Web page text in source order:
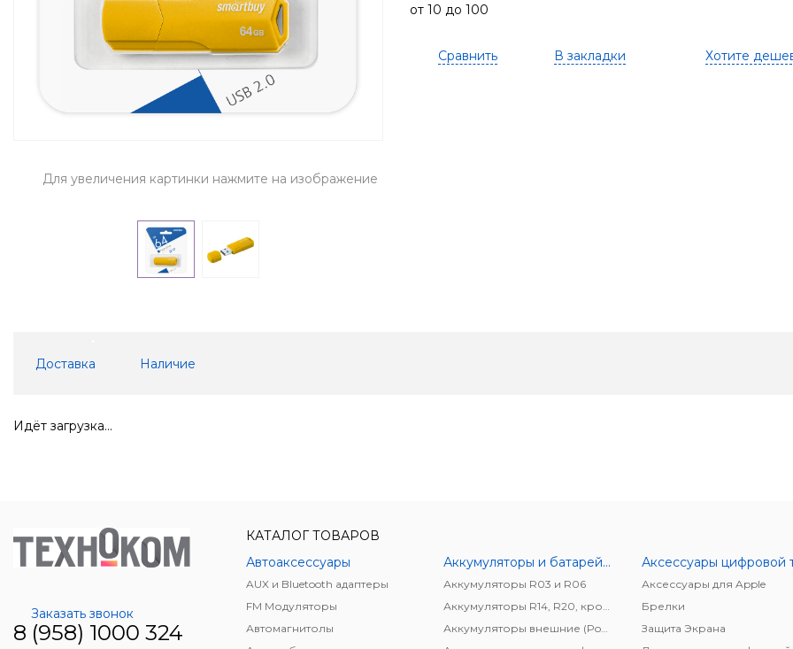
Для увеличения картинки нажмите на изображение
от 10 до 100
Сравнить В закладки Хотите
Доставка Наличие
Идёт загрузка...
Заказать звонок
8 (958) 1000 324
КАТАЛОГ ТОВАРОВ
Автоаксессуары
AUX и Bluetooth адаптеры
FM Модуляторы
Автомагнитолы
Аккумуляторы и батарейки
Аккумуляторы R03 и R06
Аксессуары для Apple
Брелки
Защита Экрана